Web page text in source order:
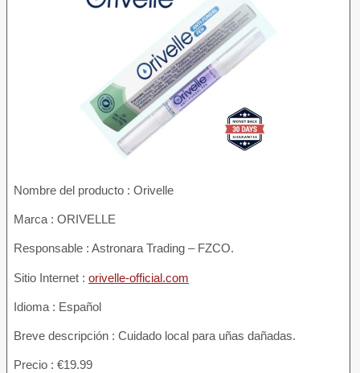
Nombre del producto : Orivelle
Marca : ORIVELLE
Responsable : Astronara Trading – FZCO.
Sitio Internet : orivelle-official.com
Idioma : Español
Breve descripción : Cuidado local para uñas dañadas.
Precio : €19.99